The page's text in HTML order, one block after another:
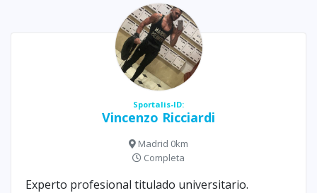
Sportalis-ID:
Vincenzo Ricciardi
Madrid 0km
Completa
Experto profesional titulado universitario.